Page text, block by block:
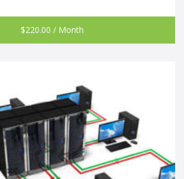
$220.00 / Month